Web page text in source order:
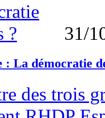
31/
La démocratie